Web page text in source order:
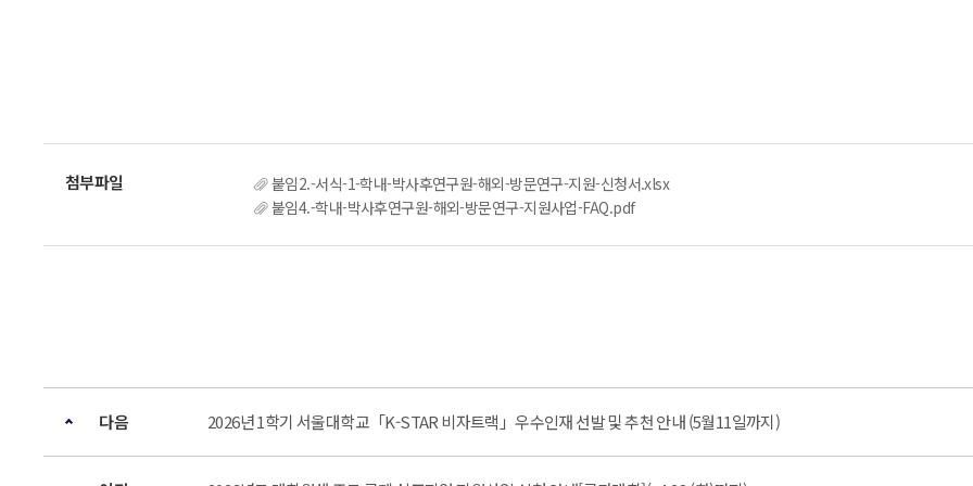
붙임2.-서식-1-학내-박사후연구원-해외-방문연구-지원-신청서.xlsx
붙임4.-학내-박사후연구원-해외-방문연구-지원사업-FAQ.pdf
다음 2026년 1학기 서울대학교「K-STAR 비자트랙」우수인재 선발 및 추천 안내 (5월11일까지)